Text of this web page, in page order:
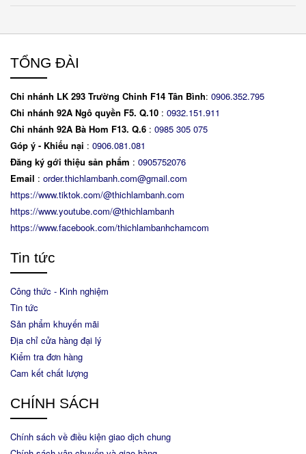
TỔNG ĐÀI
Chi nhánh LK 293 Trường Chinh F14 Tân Bình: 0906.352.795
Chi nhánh 92A Ngô quyền F5. Q.10 : 0932.151.911
Chi nhánh 92A Bà Hom F13. Q.6 : 0985 305 075
Góp ý - Khiếu nại : 0906.081.081
Đăng ký gới thiệu sản phẩm : 0905752076
Email : order.thichlambanh.com@gmail.com
https://www.tiktok.com/@thichlambanh.com
https://www.youtube.com/@thichlambanh
https://www.facebook.com/thichlambanhchamcom
Tin tức
Công thức - Kinh nghiệm
Tin tức
Sản phẩm khuyến mãi
Địa chỉ cửa hàng đại lý
Kiểm tra đơn hàng
Cam kết chất lượng
CHÍNH SÁCH
Chính sách về điều kiện giao dịch chung